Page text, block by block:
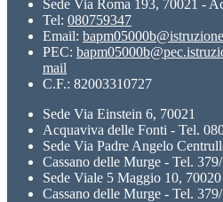
Sede Via Roma 193, 70021 -
Tel: 080759347
Email:
PEC:
mail
C.F.: 82003310727
Sede Via Einstein 6, 70021
Acquaviva delle Fonti - Tel.
Sede Via Padre Angelo
Cassano delle Murge - Tel.
Sede Viale 5 Maggio 10, 70020
Cassano delle Murge - Tel.